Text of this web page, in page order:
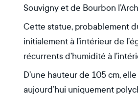
Souvigny et de Bourbon
Cette statue, probablement
initialement à l’intérieur de
récurrents d’humidité à
D’une hauteur de 105 cm,
aujourd’hui uniquement